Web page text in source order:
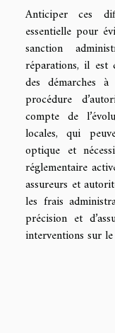
Anticiper ces
essentielle pour
sanction
réparations, il est
des démarches
procédure
compte de
locales, qui
optique et
réglementaire
assureurs et
les frais
précision et
interventions sur le